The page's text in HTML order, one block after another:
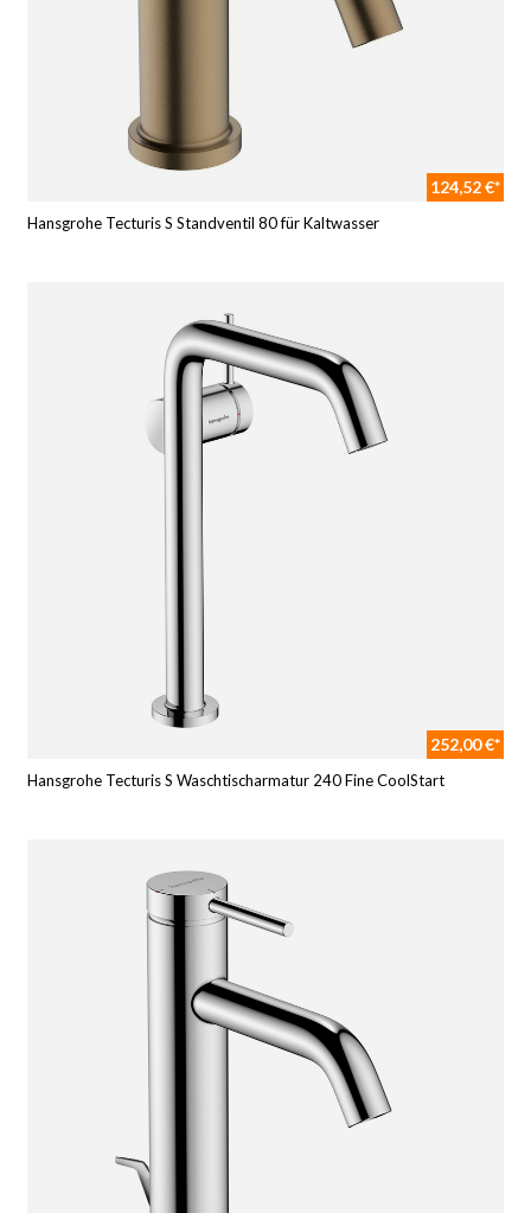
124,52 €*
Hansgrohe Tecturis S Standventil 80 für Kaltwasser
252,00 €*
Hansgrohe Tecturis S Waschtischarmatur 240 Fine CoolStart